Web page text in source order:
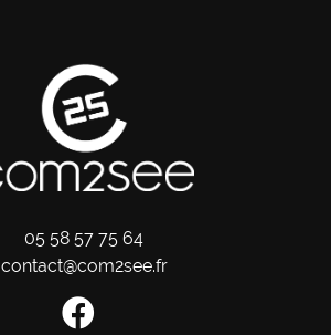
05 58 57 75 64
contact@com2see.fr